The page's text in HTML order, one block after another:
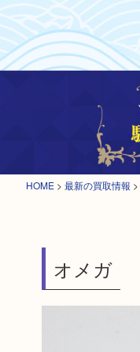
HOME > 最新の買取情報 >
オメガ